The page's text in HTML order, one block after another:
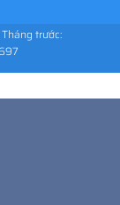
Tháng trước: